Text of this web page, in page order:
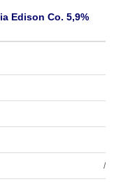
Edison Co. 5,9%
/